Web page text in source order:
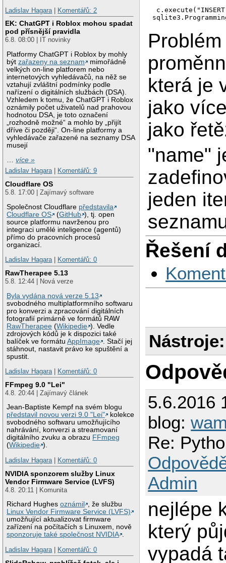
Ladislav Hagara
Komentářů: 2
EK: ChatGPT i Roblox mohou spadat
pod přísnější pravidla
6.8. 08:00 | IT novinky
Platformy ChatGPT i Roblox by mohly
býtzařazeny na seznam
mimořádně
velkých on-line platforem nebo
internetových vyhledávačů, na něž se
vztahují zvláštní podmínky podle
nařízení o digitálních službách (DSA).
Vzhledem k tomu, že ChatGPT i Roblox
oznámily počet uživatelů nad prahovou
hodnotou DSA, je toto označení
„rozhodně možné“ a mohlo by „přijít
dříve či později“. On-line platformy a
vyhledávače zařazené na seznamy DSA
musejí
…více »
Ladislav Hagara| Komentářů: 9
Cloudflare OS
5.8. 17:00 | Zajímavý software
Společnost Cloudflare představila
Cloudflare OS
(GitHub ), tj. open
source platformu navrženou pro
integraci umělé inteligence (agentů)
přímo do pracovních procesů
organizací.
Ladislav Hagara| Komentářů: 0
RawTherapee 5.13
5.8. 12:44 | Nová verze
Byla vydána nová verze 5.13
svobodného multiplatformního softwaru
pro konverzi a zpracování digitálních
fotografií primárně ve formátů RAW
RawTherapee (Wikipedie ). Vedle
zdrojových kódů je k dispozici také
balíček ve formátuAppImage
. Stačí jej
stáhnout, nastavit právo ke spuštění a
spustit.
Ladislav Hagara| Komentářů: 0
FFmpeg 9.0 "Lei"
4.8. 20:44 | Zajímavý článek
Jean-Baptiste Kempf na svém blogu
představil novou verzi 9.0 "Lei"
kolekce
svobodného softwaru umožňujícího
nahrávání, konverzi a streamovaní
digitálního zvuku a obrazu FFmpeg
(Wikipedie ).
Ladislav Hagara| Komentářů: 0
NVIDIA sponzorem služby Linux
Vendor Firmware Service (LVFS)
4.8. 20:11 | Komunita
Richard Hughesoznámil
, že službu
Linux Vendor Firmware Service (LVFS)
umožňující aktualizovat firmware
zařízení na počítačích s Linuxem, nově
sponzoruje také společnost NVIDIA .
Ladislav Hagara| Komentářů: 0
která je
jako
jako
"name"
jeden
Řešení
Nástroje:
5.6.2016
blog:
Re:
Admin
nejlépe
který
vypadá